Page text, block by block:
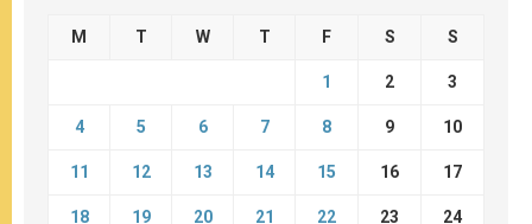
M T W T F S S
1 2 3
4 5 6 7 8 9 10
11 12 13 14 15 16 17
18 19 20 21 22 23 24